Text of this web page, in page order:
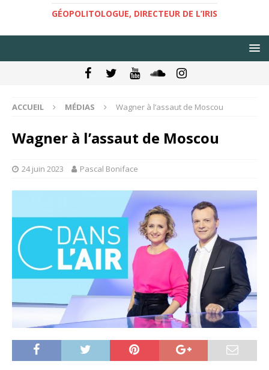
GÉOPOLITOLOGUE, DIRECTEUR DE L’IRIS
ACCUEIL MÉDIAS Wagner à l’assaut de Moscou
Wagner à l’assaut de Moscou
24 juin 2023 Pascal Boniface